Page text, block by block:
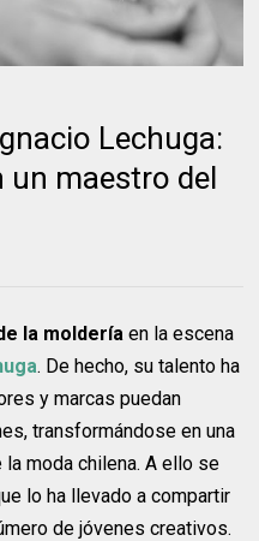
Lechuga:
un maestro del
la moldería en la escena
. De hecho, su talento ha
y marcas puedan
transformándose en una
moda chilena. A ello se
lo ha llevado a compartir
de jóvenes creativos.